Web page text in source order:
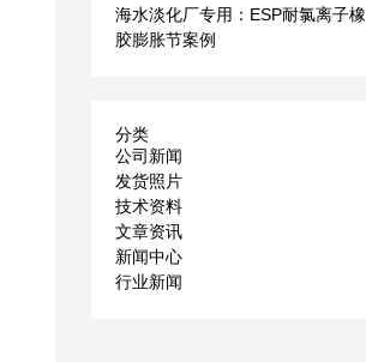
海水淡化厂专用：ESP耐氯离子橡
胶膨胀节案例
分类
公司新闻
发货照片
技术资料
文章资讯
新闻中心
行业新闻